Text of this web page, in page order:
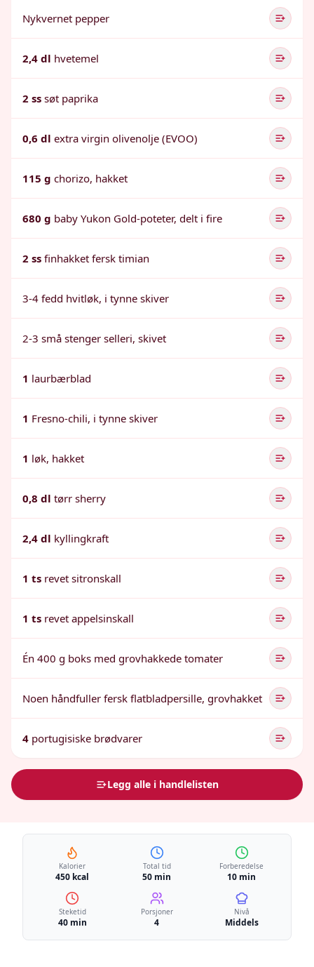
Nykvernet pepper
2,4 dl hvetemel
2 ss søt paprika
0,6 dl extra virgin olivenolje (EVOO)
115 g chorizo, hakket
680 g baby Yukon Gold-poteter, delt i fire
2 ss finhakket fersk timian
3-4 fedd hvitløk, i tynne skiver
2-3 små stenger selleri, skivet
1 laurbærblad
1 Fresno-chili, i tynne skiver
1 løk, hakket
0,8 dl tørr sherry
2,4 dl kyllingkraft
1 ts revet sitronskall
1 ts revet appelsinskall
Én 400 g boks med grovhakkede tomater
Noen håndfuller fersk flatbladpersille, grovhakket
4 portugisiske brødvarer
Legg alle i handlelisten
Kalorier
450 kcal
Total tid
50 min
Forberedelse
10 min
Steketid
40 min
Porsjoner
4
Nivå
Middels